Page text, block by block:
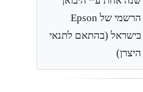
הרשמי של Epson
בישראל (בהתאם לתנאי
היצרן)